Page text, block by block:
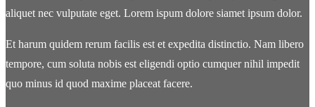
aliquet nec vulputate eget. Lorem ispum dolore siamet ipsum dolor.
Et harum quidem rerum facilis est et expedita distinctio. Nam libero
tempore, cum soluta nobis est eligendi optio cumquer nihil impedit
quo minus id quod maxime placeat facere.